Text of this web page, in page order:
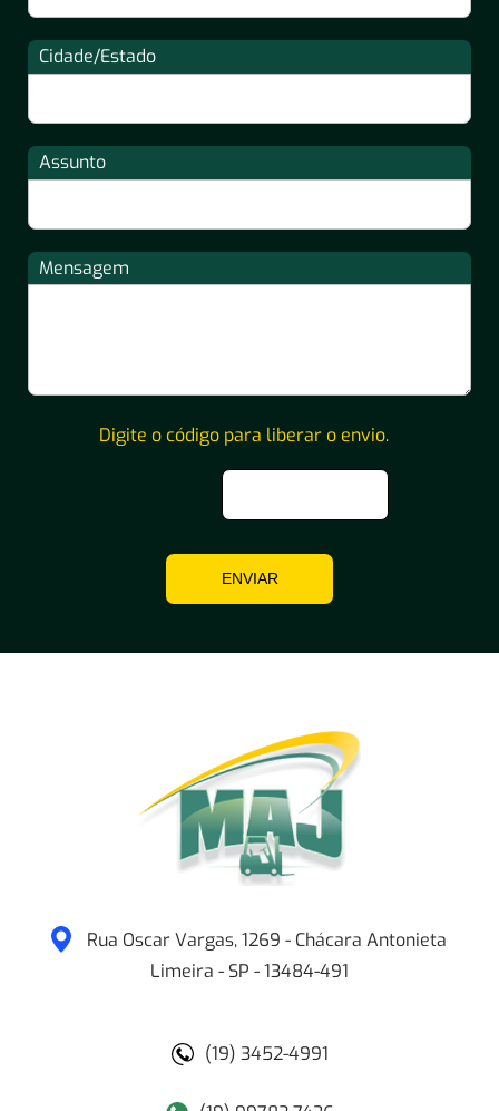
Cidade/Estado
Assunto
Mensagem
Digite o código para liberar o envio.
ENVIAR
Rua Oscar Vargas, 1269 - Chácara Antonieta
Limeira - SP -13484-491
(19) 3452-4991